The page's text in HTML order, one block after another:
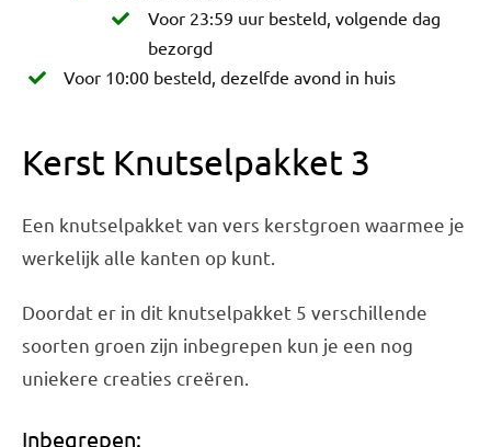
Voor 23:59 uur besteld, volgende dag
bezorgd
Voor 10:00 besteld, dezelfde avond in huis
Kerst Knutselpakket 3
Een knutselpakket van vers kerstgroen waarmee je
werkelijk alle kanten op kunt.
Doordat er in dit knutselpakket 5 verschillende
soorten groen zijn inbegrepen kun je een nog
uniekere creaties creëren.
Inbegrepen: